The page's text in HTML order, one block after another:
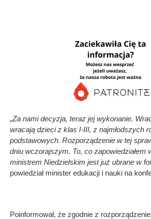
„Za nami decyzja, teraz jej wykonanie.
wracają dzieci z klas I-III, z najmłodszych
podstawowych. Rozporządzenie w tej
dniu wczorajszym. To, co zapowiedziałem
ministrem Niedzielskim jest już ubrane w
powiedział minister edukacji i nauki na
Poinformował, że zgodnie z